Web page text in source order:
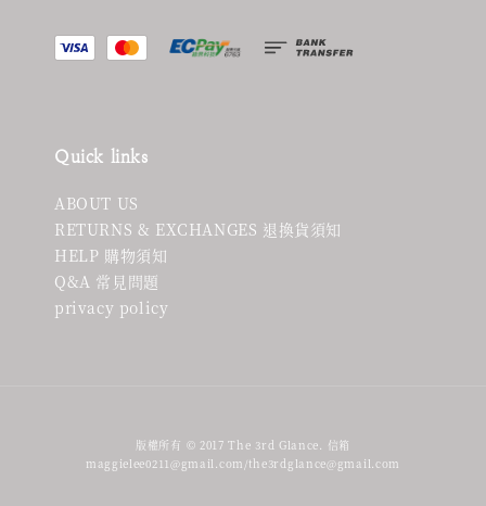
Quick links
ABOUT US
RETURNS & EXCHANGES 退換貨須知
HELP 購物須知
Q&A 常見問題
privacy policy
版權所有 © 2017 The 3rd Glance. 信箱
maggielee0211@gmail.com/the3rdglance@gmail.com